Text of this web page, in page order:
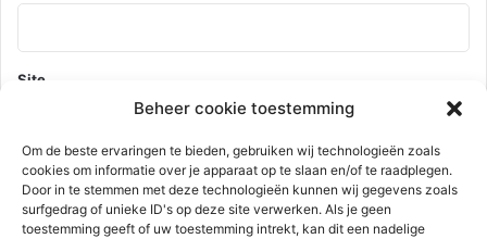
Beheer cookie toestemming
Om de beste ervaringen te bieden, gebruiken wij technologieën zoals
cookies om informatie over je apparaat op te slaan en/of te raadplegen.
Door in te stemmen met deze technologieën kunnen wij gegevens zoals
surfgedrag of unieke ID's op deze site verwerken. Als je geen
toestemming geeft of uw toestemming intrekt, kan dit een nadelige
Site
Mijn naam, e-mail en site opslaan in deze browser voor de
volgende keer wanneer ik een reactie plaats.